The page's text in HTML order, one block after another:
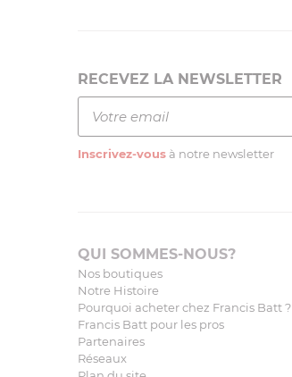
RECEVEZ LA NEWSLETTER
Inscrivez-vous à notre newsletter
QUI SOMMES-NOUS?
Nos boutiques
Notre Histoire
Pourquoi acheter chez Francis Batt ?
Francis Batt pour les pros
Partenaires
Réseaux